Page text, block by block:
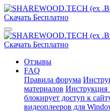
Отзывы
FAQ
Правила форума
материалов Инструкция
блокирует доступ к
видеоплееров для